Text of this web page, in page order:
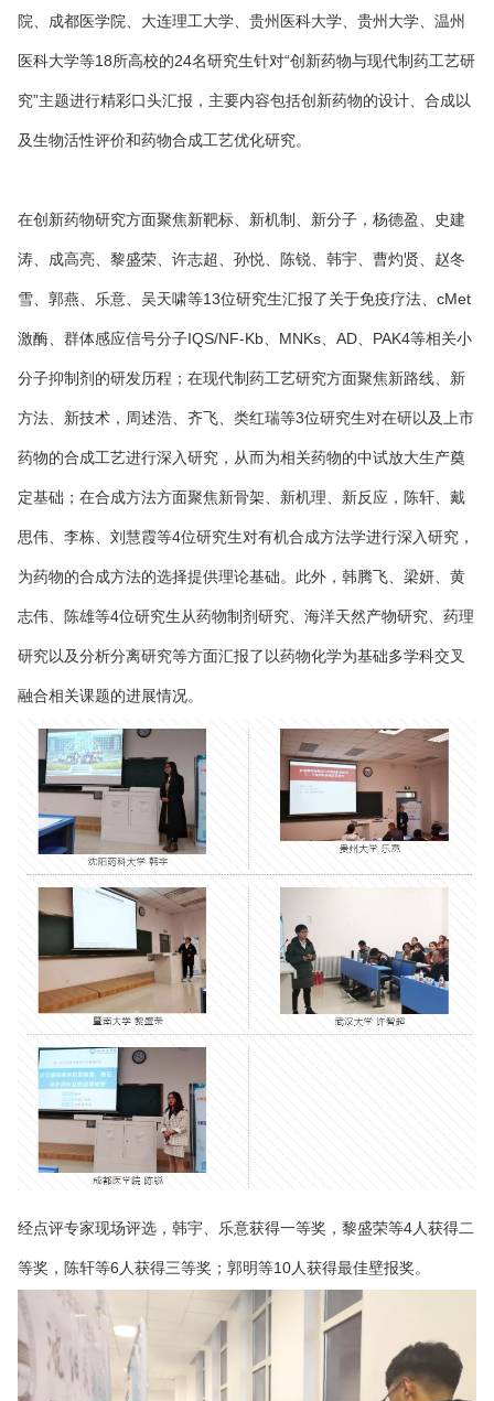
院、成都医学院、大连理工大学、贵州医科大学、贵州大学、温州
医科大学等18所高校的24名研究生针对“创新药物与现代制药工艺研
究”主题进行精彩口头汇报，主要内容包括创新药物的设计、合成以
及生物活性评价和药物合成工艺优化研究。
在创新药物研究方面聚焦新靶标、新机制、新分子，杨德盈、史建
涛、成高亮、黎盛荣、许志超、孙悦、陈锐、韩宇、曹灼贤、赵冬
雪、郭燕、乐意、吴天啸等13位研究生汇报了关于免疫疗法、cMet
激酶、群体感应信号分子IQS/NF-Κb、MNKs、AD、PAK4等相关小
分子抑制剂的研发历程；在现代制药工艺研究方面聚焦新路线、新
方法、新技术，周述浩、齐飞、类红瑞等3位研究生对在研以及上市
药物的合成工艺进行深入研究，从而为相关药物的中试放大生产奠
定基础；在合成方法方面聚焦新骨架、新机理、新反应，陈轩、戴
思伟、李栋、刘慧霞等4位研究生对有机合成方法学进行深入研究，
为药物的合成方法的选择提供理论基础。此外，韩腾飞、梁妍、黄
志伟、陈雄等4位研究生从药物制剂研究、海洋天然产物研究、药理
研究以及分析分离研究等方面汇报了以药物化学为基础多学科交叉
融合相关课题的进展情况。
经点评专家现场评选，韩宇、乐意获得一等奖，黎盛荣等4人获得二
等奖，陈轩等6人获得三等奖；郭明等10人获得最佳壁报奖。